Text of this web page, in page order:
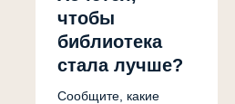
чтобы
библиотека
стала лучше?
Сообщите, какие